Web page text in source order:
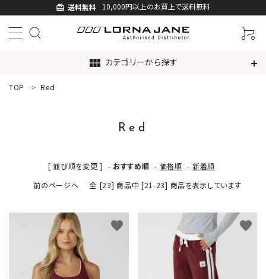
card_giftcard 送料無料 10,000円以上のお買上で送料無料
view_module カテゴリーから探す
ACCOUNT MENU
新着商品
アイテムから探す
カラーから探す
TOP Red
Red
[ 並び順を変更 ] - おすすめ順 - 価格順 - 新着順
前のページへ
全 [23] 商品中 [21-23] 商品を表示しています
favorite favorite